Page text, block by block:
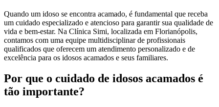
Quando um idoso se encontra acamado, é fundamental que receba
um cuidado especializado e atencioso para garantir sua qualidade de
vida e bem-estar. Na Clínica Simi, localizada em Florianópolis,
contamos com uma equipe multidisciplinar de profissionais
qualificados que oferecem um atendimento personalizado e de
excelência para os idosos acamados e seus familiares.
Por que o cuidado de idosos acamados é
tão importante?